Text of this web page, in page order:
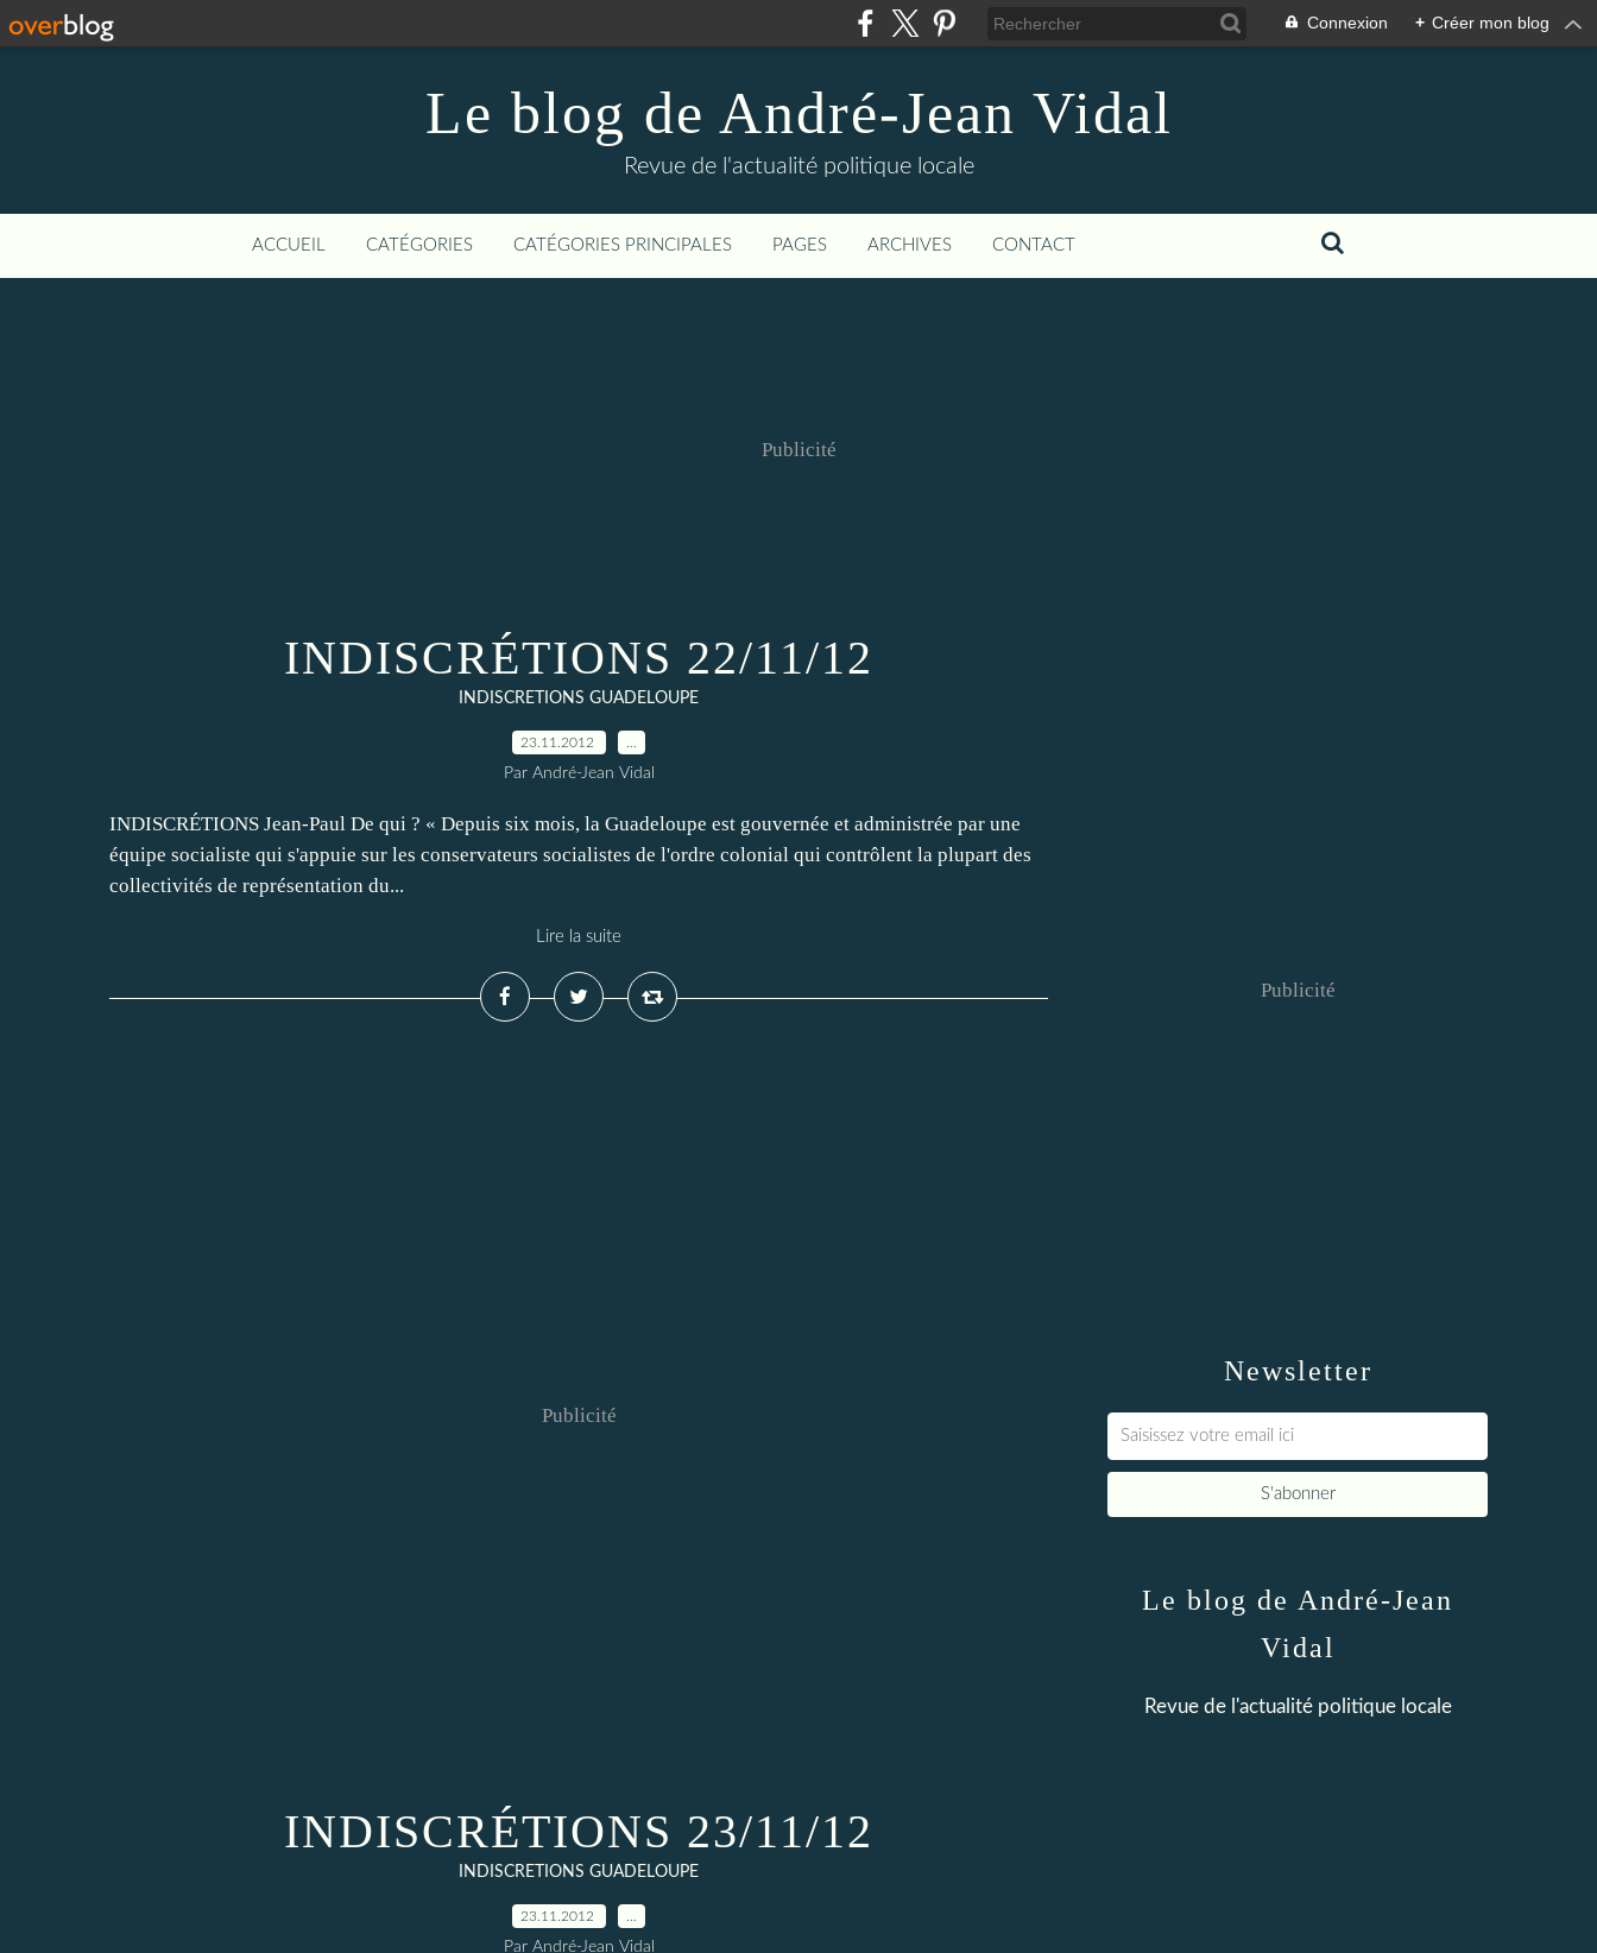
Connexion + Créer mon blog
Le blog de André-Jean Vidal
Revue de l'actualité politique locale
ACCUEIL CATÉGORIES CATÉGORIES PRINCIPALES PAGES ARCHIVES CONTACT
Publicité
INDISCRÉTIONS 22/11/12
INDISCRETIONS GUADELOUPE
23.11.2012
Par André-Jean Vidal
INDISCRÉTIONS Jean-Paul De qui ? « Depuis six mois, la Guadeloupe est gouvernée et administrée par une
équipe socialiste qui s'appuie sur les conservateurs socialistes de l'ordre colonial qui contrôlent la plupart des
collectivités de représentation du...
Lire la suite
Publicité
INDISCRÉTIONS 23/11/12
INDISCRETIONS GUADELOUPE
23.11.2012
Par André-Jean Vidal
Newsletter
Publicité
Le blog de André-Jean
Vidal
Revue de l'actualité politique locale